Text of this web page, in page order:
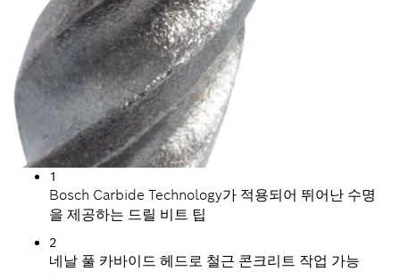
1
Bosch Carbide Technology가 적용되어 뛰어난 수명
을 제공하는 드릴 비트 팁
2
네날 풀 카바이드 헤드로 철근 콘크리트 작업 가능